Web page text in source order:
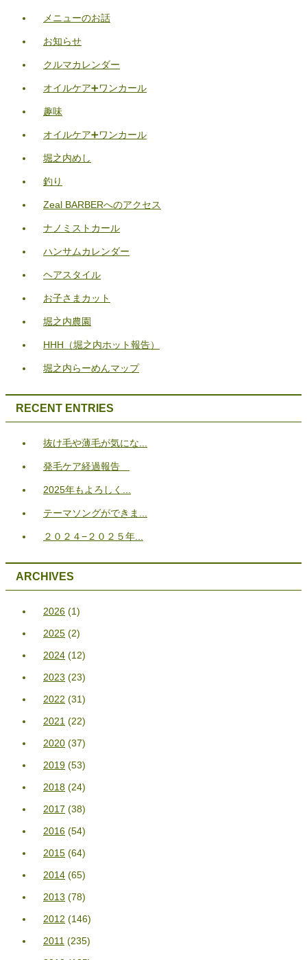
メニューのお話
お知らせ
クルマカレンダー
オイルケア➕ワンカール
趣味
オイルケア➕ワンカール
堀之内めし
釣り
Zeal BARBERへのアクセス
ナノミストカール
ハンサムカレンダー
ヘアスタイル
お子さまカット
堀之内農園
HHH（堀之内ホット報告）
堀之内らーめんマップ
RECENT ENTRIES
抜け毛や薄毛が気にな...
発毛ケア経過報告
2025年もよろしく...
テーマソングができま...
２０２４−２０２５年...
ARCHIVES
2026 (1)
2025 (2)
2024 (12)
2023 (23)
2022 (31)
2021 (22)
2020 (37)
2019 (53)
2018 (24)
2017 (38)
2016 (54)
2015 (64)
2014 (65)
2013 (78)
2012 (146)
2011 (235)